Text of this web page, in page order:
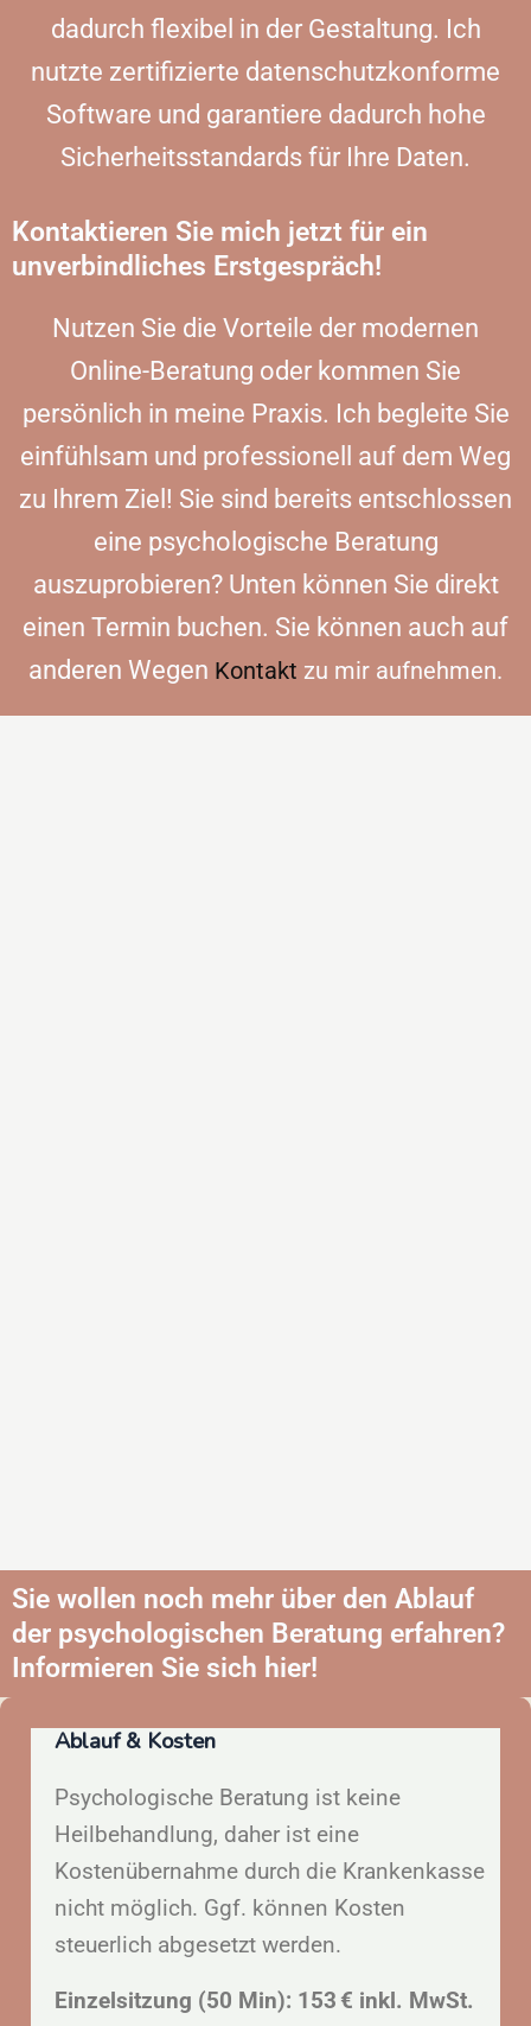
dadurch flexibel in der Gestaltung. Ich
nutzte zertifizierte datenschutzkonforme
Software und garantiere dadurch hohe
Sicherheitsstandards für Ihre Daten.
Kontaktieren Sie mich jetzt für ein
unverbindliches Erstgespräch!
Nutzen Sie die Vorteile der modernen
Online-Beratung oder kommen Sie
persönlich in meine Praxis. Ich begleite Sie
einfühlsam und professionell auf dem Weg
zu Ihrem Ziel! Sie sind bereits entschlossen
eine psychologische Beratung
auszuprobieren? Unten können Sie direkt
einen Termin buchen. Sie können auch auf
anderen Wegen Kontakt zu mir aufnehmen.
Sie wollen noch mehr über den Ablauf
der psychologischen Beratung erfahren?
Informieren Sie sich hier!
Ablauf & Kosten
Psychologische Beratung ist keine
Heilbehandlung, daher ist eine
Kostenübernahme durch die Krankenkasse
nicht möglich. Ggf. können Kosten
steuerlich abgesetzt werden.
Einzelsitzung (50 Min): 153 € inkl. MwSt.